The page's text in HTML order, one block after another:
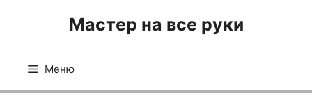
Мастер на все руки
Меню